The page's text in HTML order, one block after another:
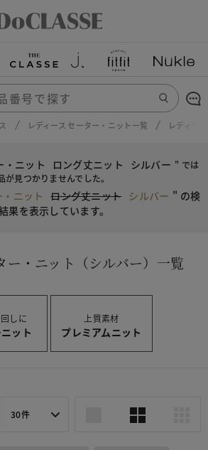
レディース セーター・ニット一覧 レディー
・ニット ロング丈ニット シルバー " では
が見つかりませんでした。
ニット ロング丈ニット シルバー " の検
果を表示しています。
ー・ニット（シルバー）一覧
しに
ット
上質素材
プレミアムニット
30件